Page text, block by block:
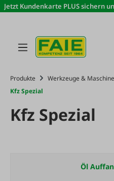
Zum Hauptinhalt springen
Jetzt Kundenkarte PLUS sichern
Produkte Werkzeuge &
Kfz Spezial
Kfz Spezial
Öl